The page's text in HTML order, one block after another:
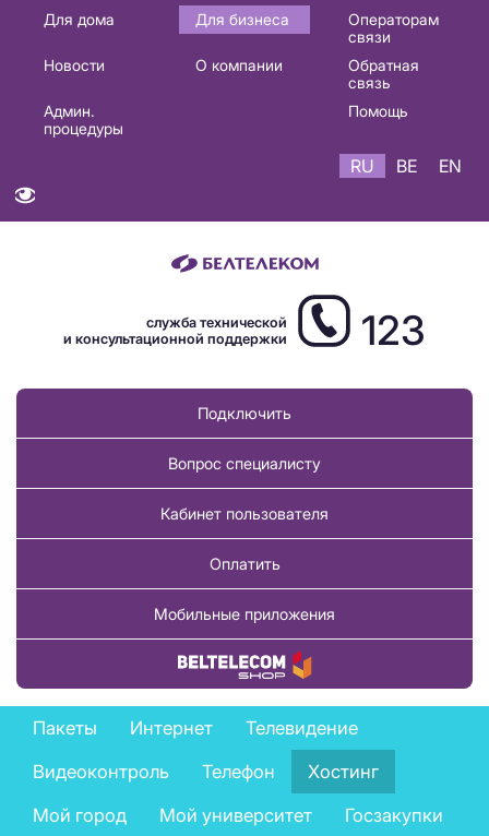
Основная
навигация
Для дома Для бизнеса
Операторам
связи
Новости
О компании
Обратная
связь
Админ.
процедуры
Помощь
RU BE EN
служба технической
и консультационной поддержки
123
Подключить
Вопрос специалисту
Кабинет пользователя
Оплатить
Мобильные приложения
Купить товар
Business
services
menu
Пакеты Интернет
Телевидение
Видеоконтроль
Телефон
Хостинг
Мой город
Мой университет
Госзакупки